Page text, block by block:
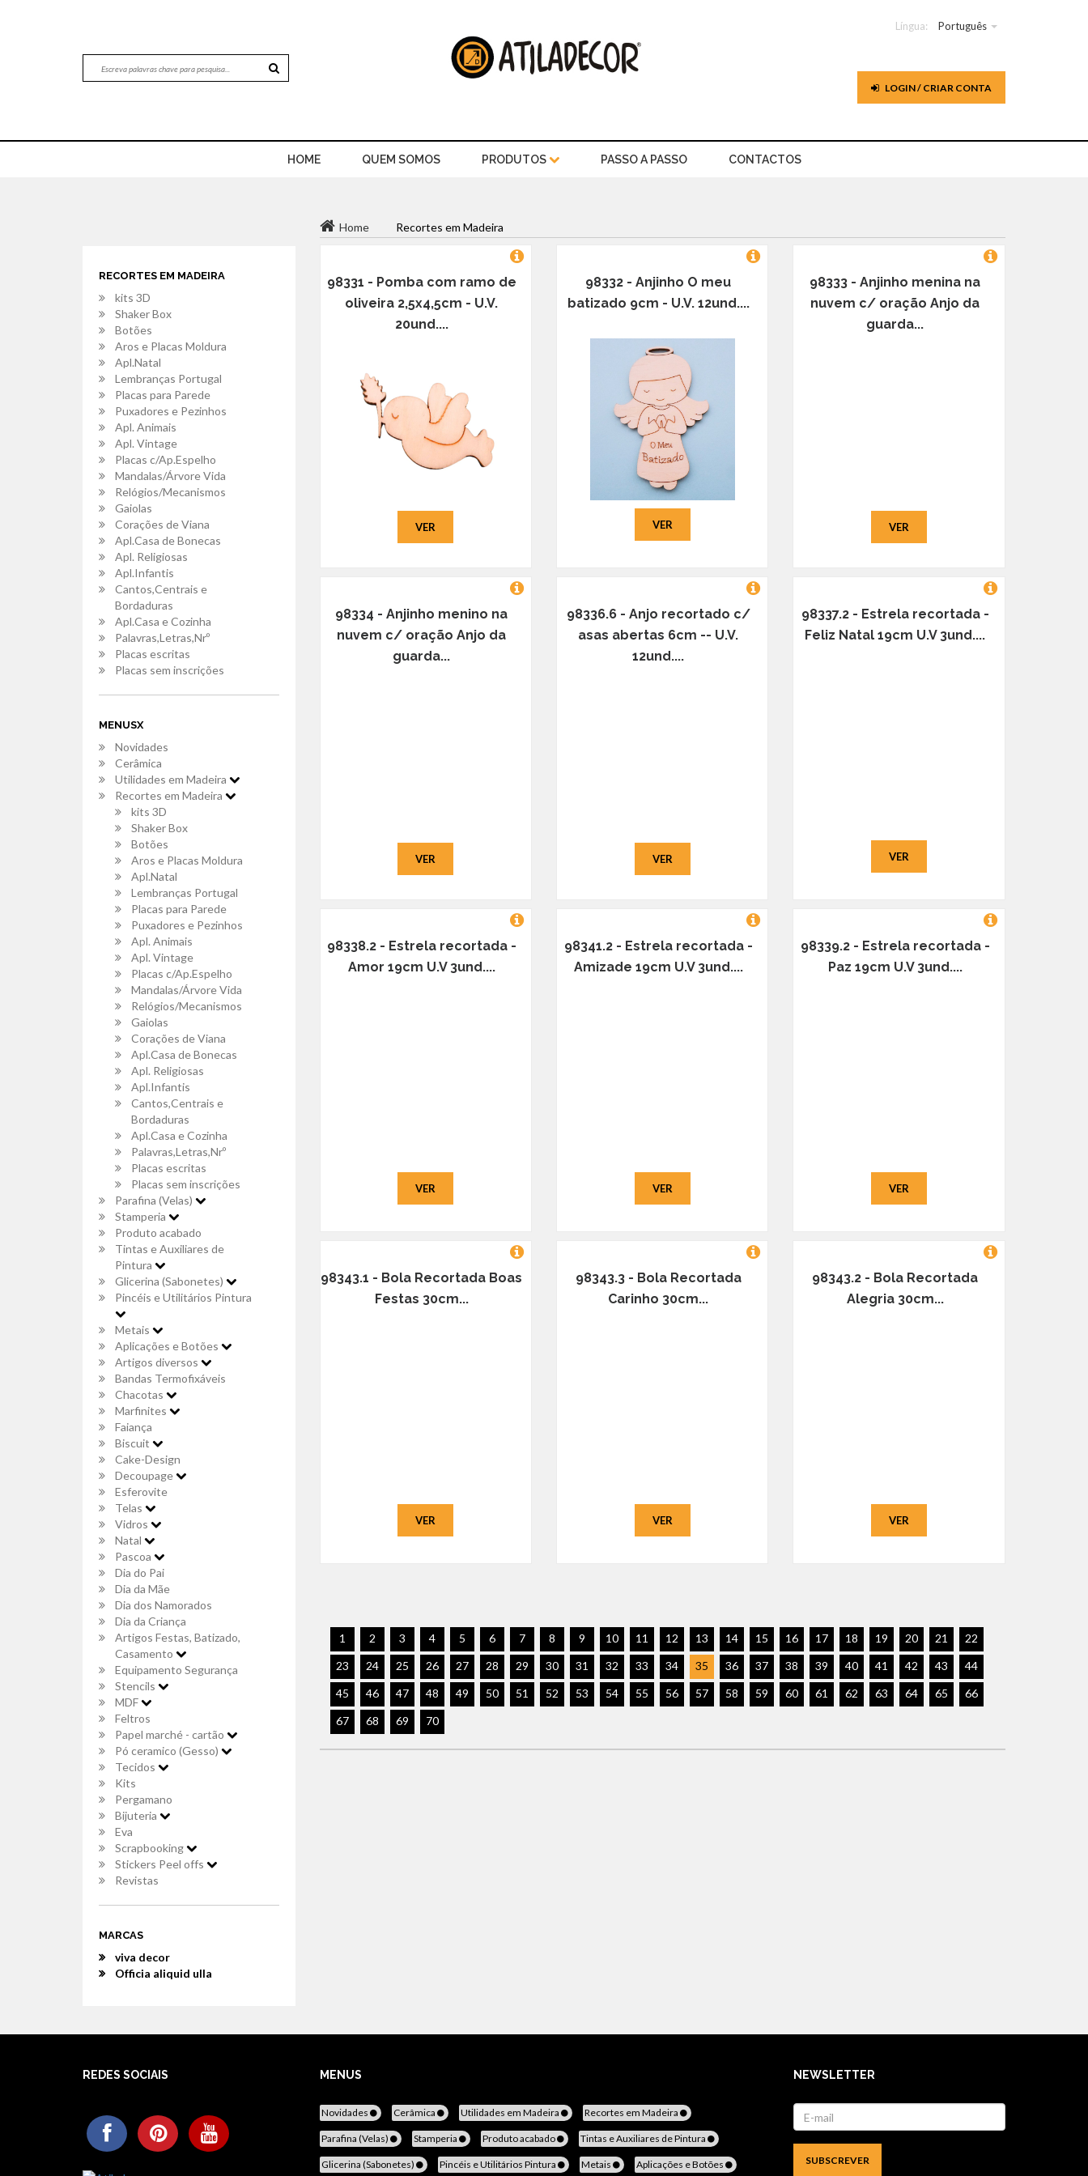
Língua: Português
LOGIN / CRIAR CONTA
HOME QUEM SOMOS PRODUTOS PASSO A PASSO CONTACTOS
RECORTES EM MADEIRA
kits 3D
Shaker Box
Botões
Aros e Placas Moldura
Apl.Natal
Lembranças Portugal
Placas para Parede
Puxadores e Pezinhos
Apl. Animais
Apl. Vintage
Placas c/Ap.Espelho
Mandalas/Árvore Vida
Relógios/Mecanismos
Gaiolas
Corações de Viana
Apl.Casa de Bonecas
Apl. Religiosas
Apl.Infantis
Cantos,Centrais e
Bordaduras
Apl.Casa e Cozinha
Palavras,Letras,Nrº
Placas escritas
Placas sem inscrições
MENUSX
Novidades
Cerâmica
Utilidades em Madeira
Recortes em Madeira
kits 3D
Shaker Box
Botões
Aros e Placas Moldura
Apl.Natal
Lembranças Portugal
Placas para Parede
Puxadores e Pezinhos
Apl. Animais
Apl. Vintage
Placas c/Ap.Espelho
Mandalas/Árvore Vida
Relógios/Mecanismos
Gaiolas
Corações de Viana
Apl.Casa de Bonecas
Apl. Religiosas
Apl.Infantis
Cantos,Centrais e
Bordaduras
Apl.Casa e Cozinha
Palavras,Letras,Nrº
Placas escritas
Placas sem inscrições
Parafina (Velas)
Stamperia
Produto acabado
Tintas e Auxiliares de
Pintura
Glicerina (Sabonetes)
Pincéis e Utilitários Pintura
Metais
Aplicações e Botões
Artigos diversos
Bandas Termofixáveis
Chacotas
Marfinites
Faiança
Biscuit
Cake-Design
Decoupage
Esferovite
Telas
Vidros
Natal
Pascoa
Dia do Pai
Dia da Mãe
Dia dos Namorados
Dia da Criança
Artigos Festas, Batizado,
Casamento
Equipamento Segurança
Stencils
MDF
Feltros
Papel marché - cartão
Pó ceramico (Gesso)
Tecidos
Kits
Pergamano
Bijuteria
Eva
Scrapbooking
Stickers Peel offs
Revistas
MARCAS
viva decor
Officia aliquid ulla
Home Recortes em Madeira
98331 - Pomba com ramo de
oliveira 2,5x4,5cm - U.V.
20und....
VER
98332 - Anjinho O meu
batizado 9cm - U.V. 12und....
VER
98333 - Anjinho menina na
nuvem c/ oração Anjo da
guarda...
VER
98334 - Anjinho menino na
nuvem c/ oração Anjo da
guarda...
VER
98336.6 - Anjo recortado c/
asas abertas 6cm -- U.V.
12und....
VER
98337.2 - Estrela recortada -
Feliz Natal 19cm U.V 3und....
VER
98338.2 - Estrela recortada -
Amor 19cm U.V 3und....
VER
98341.2 - Estrela recortada -
Amizade 19cm U.V 3und....
VER
98339.2 - Estrela recortada -
Paz 19cm U.V 3und....
VER
98343.1 - Bola Recortada Boas
Festas 30cm...
VER
98343.3 - Bola Recortada
Carinho 30cm...
VER
98343.2 - Bola Recortada
Alegria 30cm...
VER
1 2 3 4 5 6 7 8 9 10 11 12 13 14 15 16 17 18 19 20 21
22
23
24 25 26 27 28 29 30 31 32 33 34 35 36 37 38 39 40 41 42 43
44
45
46 47 48 49 50 51 52 53 54 55 56 57 58 59 60 61 62 63 64 65
66
67
68 69 70
REDES SOCIAIS MENUS
Novidades Cerâmica Utilidades em Madeira Recortes em Madeira
Parafina (Velas) Stamperia Produto acabado Tintas e Auxiliares de Pintura
Glicerina (Sabonetes) Pincéis e Utilitários Pintura Metais Aplicações e Botões
NEWSLETTER